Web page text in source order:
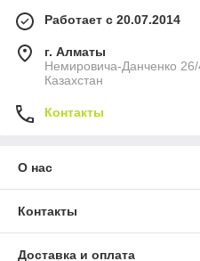
Работает с 20.07.2014
г. Алматы
Немировича-Данченко
Казахстан
Контакты
О нас
Контакты
Доставка и оплата